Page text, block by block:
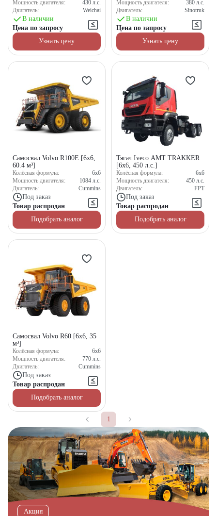
Мощность двигателя: 430 л.с.
Двигатель:
Weichai
В наличии
Цена по запросу
Узнать цену
Мощность двигателя: 380 л.с.
Двигатель:
Sinotruk
В наличии
Цена по запросу
Узнать цену
Самосвал Volvo R100E [6x6,
60.4 м³]
Колёсная формула:
6x6
Мощность двигателя:
1084 л.с.
Двигатель:
Cummins
Под заказ
Товар распродан
Подобрать аналог
Тягач Iveco AMT TRAKKER
[6x6, 450 л.с.]
Колёсная формула:
6x6
Мощность двигателя:
450 л.с.
Двигатель:
FPT
Под заказ
Товар распродан
Подобрать аналог
Самосвал Volvo R60 [6x6, 35
м³]
Колёсная формула:
6x6
Мощность двигателя:
770 л.с.
Двигатель:
Cummins
Под заказ
Товар распродан
Подобрать аналог
1
Акция